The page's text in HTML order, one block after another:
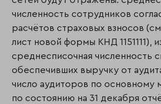
численность сотрудников
расчётов страховых взносов
лист новой формы КНД 1151111),
среднесписочная численность
обеспечивших выручку от
число аудиторов по основному
по состоянию на 31 декабря